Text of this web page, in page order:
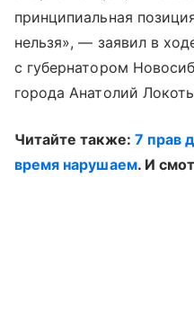
принципиальная
нельзя», — заявил в
с губернатором
города Анатолий
Читайте также: 7 прав
время нарушаем. И